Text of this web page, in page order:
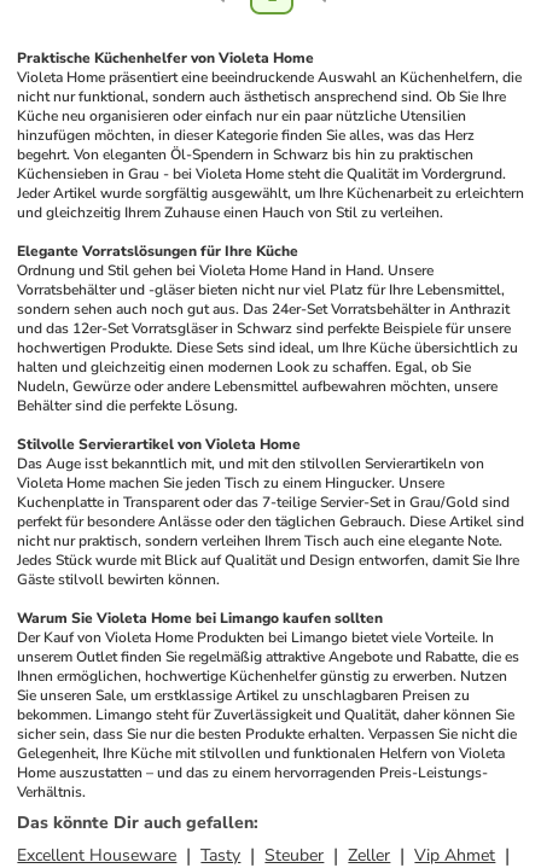
Praktische Küchenhelfer von Violeta Home
Violeta Home präsentiert eine beeindruckende Auswahl an Küchenhelfern, die
nicht nur funktional, sondern auch ästhetisch ansprechend sind. Ob Sie Ihre
Küche neu organisieren oder einfach nur ein paar nützliche Utensilien
hinzufügen möchten, in dieser Kategorie finden Sie alles, was das Herz
begehrt. Von eleganten Öl-Spendern in Schwarz bis hin zu praktischen
Küchensieben in Grau - bei Violeta Home steht die Qualität im Vordergrund.
Jeder Artikel wurde sorgfältig ausgewählt, um Ihre Küchenarbeit zu erleichtern
und gleichzeitig Ihrem Zuhause einen Hauch von Stil zu verleihen.
Elegante Vorratslösungen für Ihre Küche
Ordnung und Stil gehen bei Violeta Home Hand in Hand. Unsere
Vorratsbehälter und -gläser bieten nicht nur viel Platz für Ihre Lebensmittel,
sondern sehen auch noch gut aus. Das 24er-Set Vorratsbehälter in Anthrazit
und das 12er-Set Vorratsgläser in Schwarz sind perfekte Beispiele für unsere
hochwertigen Produkte. Diese Sets sind ideal, um Ihre Küche übersichtlich zu
halten und gleichzeitig einen modernen Look zu schaffen. Egal, ob Sie
Nudeln, Gewürze oder andere Lebensmittel aufbewahren möchten, unsere
Behälter sind die perfekte Lösung.
Stilvolle Servierartikel von Violeta Home
Das Auge isst bekanntlich mit, und mit den stilvollen Servierartikeln von
Violeta Home machen Sie jeden Tisch zu einem Hingucker. Unsere
Kuchenplatte in Transparent oder das 7-teilige Servier-Set in Grau/Gold sind
perfekt für besondere Anlässe oder den täglichen Gebrauch. Diese Artikel sind
nicht nur praktisch, sondern verleihen Ihrem Tisch auch eine elegante Note.
Jedes Stück wurde mit Blick auf Qualität und Design entworfen, damit Sie Ihre
Gäste stilvoll bewirten können.
Warum Sie Violeta Home bei Limango kaufen sollten
Der Kauf von Violeta Home Produkten bei Limango bietet viele Vorteile. In
unserem Outlet finden Sie regelmäßig attraktive Angebote und Rabatte, die es
Ihnen ermöglichen, hochwertige Küchenhelfer günstig zu erwerben. Nutzen
Sie unseren Sale, um erstklassige Artikel zu unschlagbaren Preisen zu
bekommen. Limango steht für Zuverlässigkeit und Qualität, daher können Sie
sicher sein, dass Sie nur die besten Produkte erhalten. Verpassen Sie nicht die
Gelegenheit, Ihre Küche mit stilvollen und funktionalen Helfern von Violeta
Home auszustatten – und das zu einem hervorragenden Preis-Leistungs-
Verhältnis.
Das könnte Dir auch gefallen:
Excellent Houseware
Tasty Steuber Zeller
Vip Ahmet